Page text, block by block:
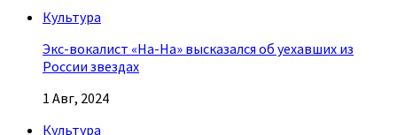
Культура
Экс-вокалист «На-На» высказался об уехавших из
России звездах
1 Авг, 2024
Культура